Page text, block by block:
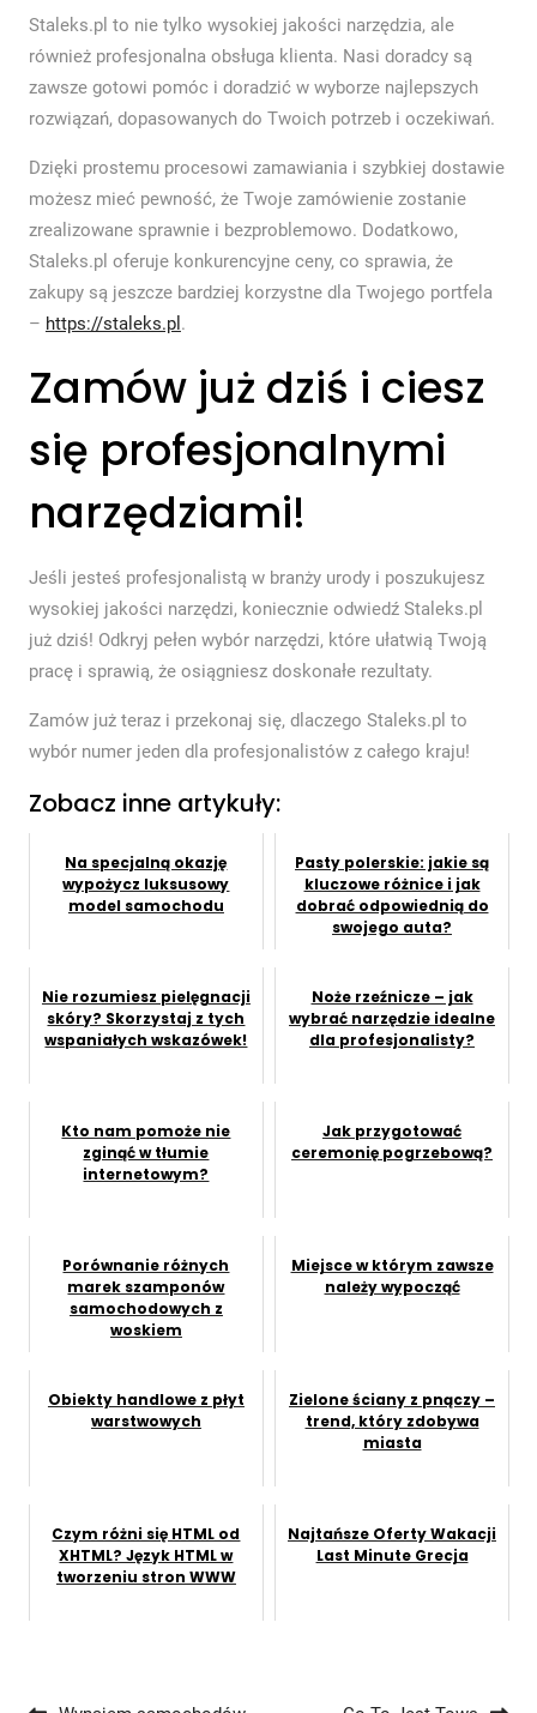
Staleks.pl to nie tylko wysokiej jakości narzędzia, ale
również profesjonalna obsługa klienta. Nasi doradcy są
zawsze gotowi pomóc i doradzić w wyborze najlepszych
rozwiązań, dopasowanych do Twoich potrzeb i oczekiwań.
Dzięki prostemu procesowi zamawiania i szybkiej dostawie
możesz mieć pewność, że Twoje zamówienie zostanie
zrealizowane sprawnie i bezproblemowo. Dodatkowo,
Staleks.pl oferuje konkurencyjne ceny, co sprawia, że
zakupy są jeszcze bardziej korzystne dla Twojego portfela
– https://staleks.pl .
Zamów już dziś i ciesz
się profesjonalnymi
narzędziami!
Jeśli jesteś profesjonalistą w branży urody i poszukujesz
wysokiej jakości narzędzi, koniecznie odwiedź Staleks.pl
już dziś! Odkryj pełen wybór narzędzi, które ułatwią Twoją
pracę i sprawią, że osiągniesz doskonałe rezultaty.
Zamów już teraz i przekonaj się, dlaczego Staleks.pl to
wybór numer jeden dla profesjonalistów z całego kraju!
Zobacz inne artykuły:
Na specjalną okazję
wypożycz luksusowy
model samochodu
Pasty polerskie: jakie są
kluczowe różnice i jak
dobrać odpowiednią do
swojego auta?
Nie rozumiesz pielęgnacji
skóry? Skorzystaj z tych
wspaniałych wskazówek!
Noże rzeźnicze – jak
wybrać narzędzie idealne
dla profesjonalisty?
Kto nam pomoże nie
zginąć w tłumie
internetowym?
Jak przygotować
ceremonię pogrzebową?
Porównanie różnych
marek szamponów
samochodowych z
woskiem
Miejsce w którym zawsze
należy wypocząć
Obiekty handlowe z płyt
warstwowych
Zielone ściany z pnączy –
trend, który zdobywa
miasta
Czym różni się HTML od
XHTML? Język HTML w
tworzeniu stron WWW
Najtańsze Oferty Wakacji
Last Minute Grecja